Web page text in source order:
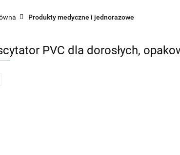
NFZProdukty medyczne i jednorazowe
PVC dla dorosłych,